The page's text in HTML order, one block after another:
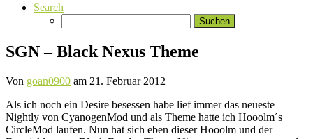
Search
nach:
SGN – Black Nexus Theme
Von goan0900 am 21. Februar 2012
Als ich noch ein Desire besessen habe lief immer das neueste
Nightly von CyanogenMod und als Theme hatte ich Hooolm´s
CircleMod laufen. Nun hat sich eben dieser Hooolm und der